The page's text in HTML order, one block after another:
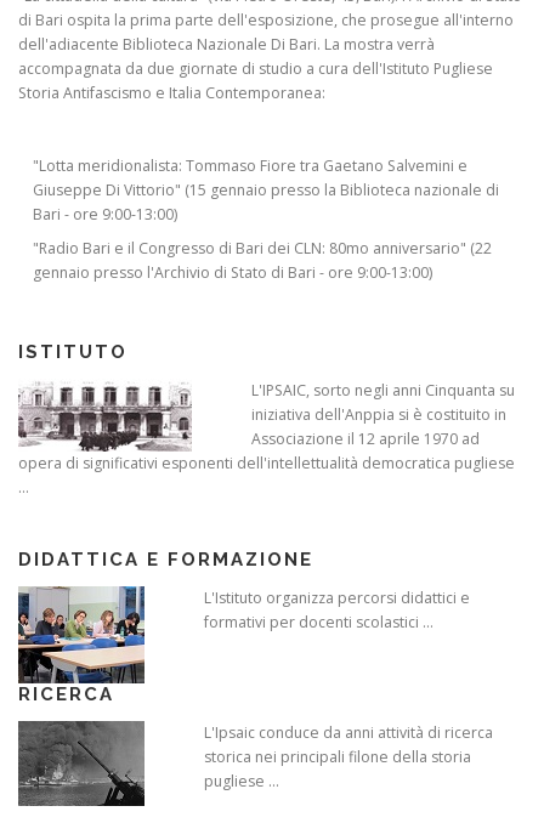
di Bari ospita la prima parte dell'esposizione, che prosegue all'interno
dell'adiacente Biblioteca Nazionale Di Bari. La mostra verrà
accompagnata da due giornate di studio a cura dell'Istituto Pugliese
Storia Antifascismo e Italia Contemporanea:
"Lotta meridionalista: Tommaso Fiore tra Gaetano Salvemini e
Giuseppe Di Vittorio" (15 gennaio presso la Biblioteca nazionale di
Bari - ore 9:00-13:00)
"Radio Bari e il Congresso di Bari dei CLN: 80mo anniversario" (22
gennaio presso l'Archivio di Stato di Bari - ore 9:00-13:00)
ISTITUTO
L'IPSAIC, sorto negli anni Cinquanta su
iniziativa dell'Anppia si è costituito in
Associazione il 12 aprile 1970 ad
opera di significativi esponenti dell'intellettualità democratica pugliese
...
DIDATTICA E FORMAZIONE
L'Istituto organizza percorsi didattici e
formativi per docenti scolastici ...
RICERCA
L'Ipsaic conduce da anni attività di ricerca
storica nei principali filone della storia
pugliese ...